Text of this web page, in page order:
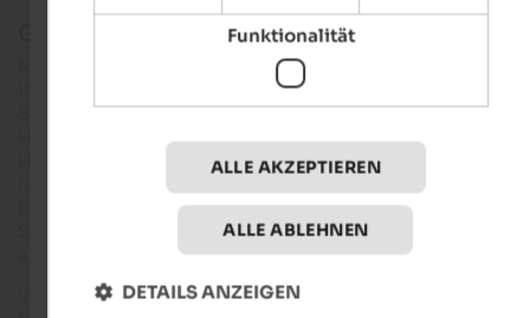
Große Auswahl an Tennisplätzen
Momentan boomt der Tennissport in Südtirol und in ganz
Italien. Das hat zwei Gründe: Einerseits stammt der junge
Shooting-StarJannik Sinneraus Sexten im Südtiroler
Heimatland ausgelöst. Andererseits erfreut sich
(auch Paddle-Tennis oder Pádel genannt) immer größerer
Beliebtheit. Padel-Tennis ist eine Kombination aus Tennis
Trend-Sportartwird normalerweise als
also mit 2 Zweier-Teams gespielt.
Von Sterzing bis Neumarkt, vom Passeiertal bis Terenten,
Funktionalität
ALLE AKZEPTIEREN
ALLE ABLEHNEN
DETAILS ANZEIGEN